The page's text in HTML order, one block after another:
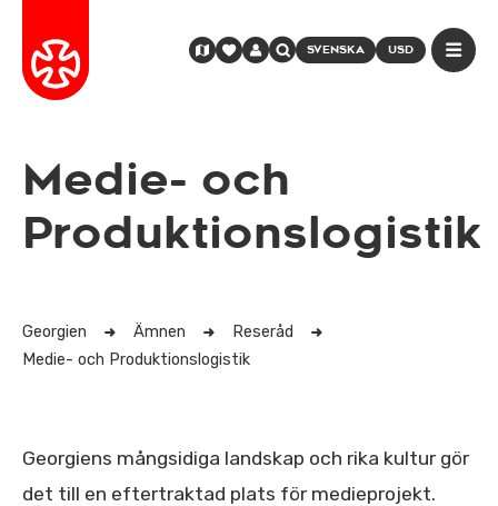
SVENSKA USD
Medie- och
Produktionslogistik
Georgien Ämnen
Reseråd
Medie- och Produktionslogistik
Georgiens mångsidiga landskap och rika kultur gör
det till en eftertraktad plats för medieprojekt.